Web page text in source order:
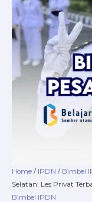
Home / IPDN / Bimbel
Selatan: Les Privat
Bimbel IPDN
Les
Privat
Terbaik
untuk
Persiapan
quantity